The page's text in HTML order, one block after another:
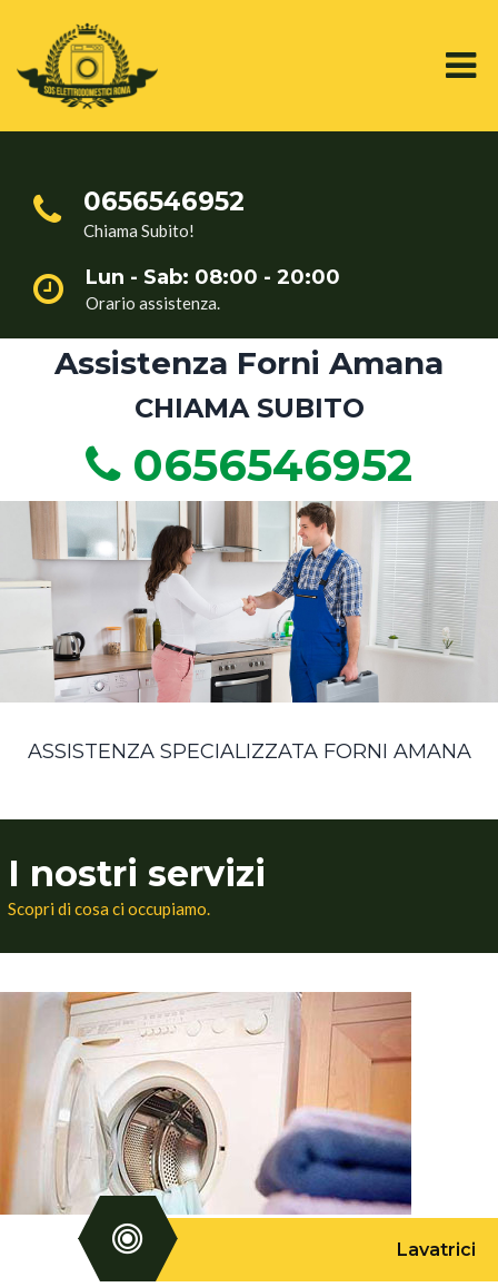
0656546952
Chiama Subito!
Lun - Sab: 08:00 - 20:00
Orario assistenza.
Assistenza Forni Amana
CHIAMA SUBITO
0656546952
ASSISTENZA SPECIALIZZATA FORNI AMANA
I nostri servizi
Scopri di cosa ci occupiamo.
Lavatrici